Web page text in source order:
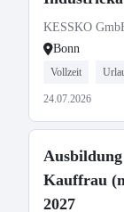
KESSKO
Bonn
Vollzeit
24.07.2026
Kauffrau
2027